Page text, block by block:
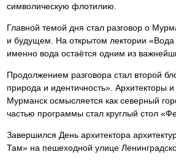
символическую флотилию.
Главной темой дня стал разговор о
и будущем. На открытом лектории «Вода
именно вода остаётся одним из
Продолжением разговора стал второй
природа и идентичность». Архитекторы
Мурманск осмысляется как северный
частью программы стал круглый стол
Завершился День архитектора
Там» на пешеходной улице